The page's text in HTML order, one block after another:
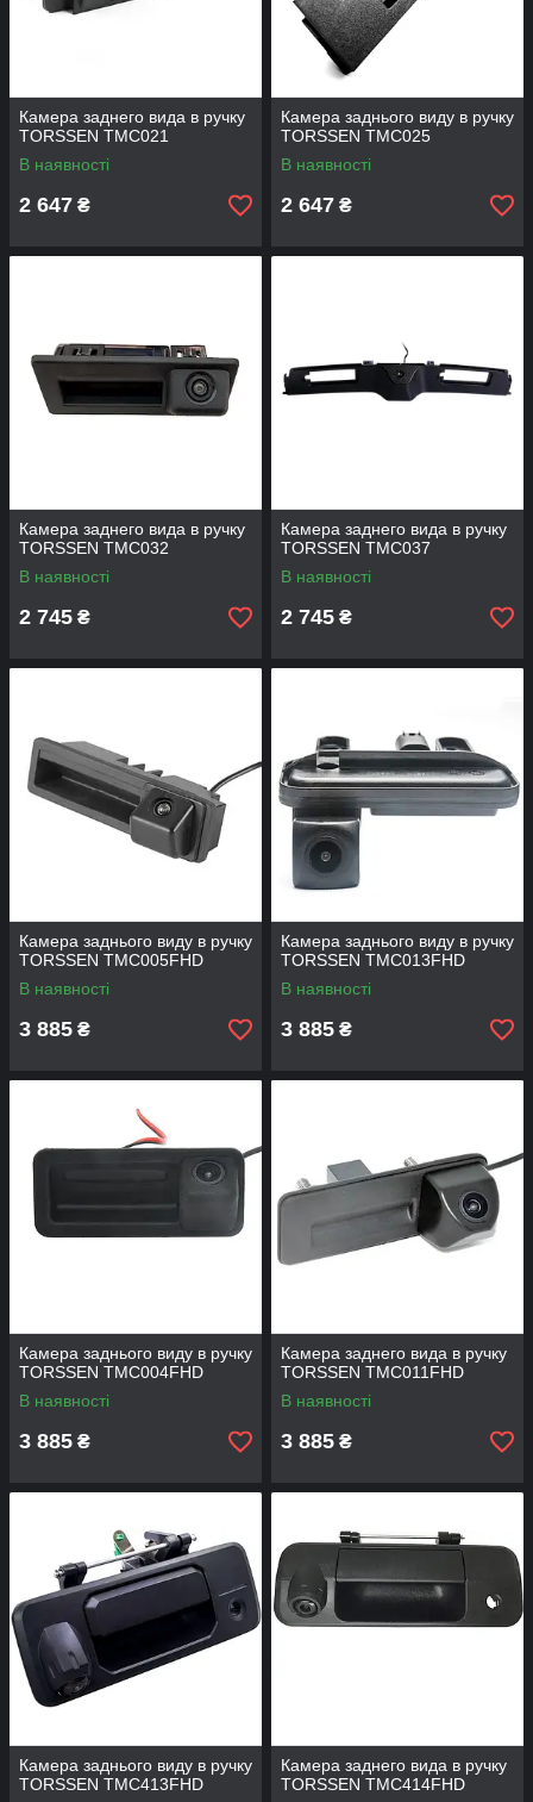
Камера заднего вида в ручку
TORSSEN TMC021
В наявності
2 647 ₴
Камера заднього виду в ручку
TORSSEN TMC025
В наявності
2 647 ₴
Камера заднего вида в ручку
TORSSEN TMC032
В наявності
2 745 ₴
Камера заднего вида в ручку
TORSSEN TMC037
В наявності
2 745 ₴
Камера заднього виду в ручку
TORSSEN TMC005FHD
В наявності
3 885 ₴
Камера заднього виду в ручку
TORSSEN TMC013FHD
В наявності
3 885 ₴
Камера заднього виду в ручку
TORSSEN TMC004FHD
В наявності
3 885 ₴
Камера заднего вида в ручку
TORSSEN TMC011FHD
В наявності
3 885 ₴
Камера заднього виду в ручку
TORSSEN TMC413FHD
Камера заднего вида в ручку
TORSSEN TMC414FHD